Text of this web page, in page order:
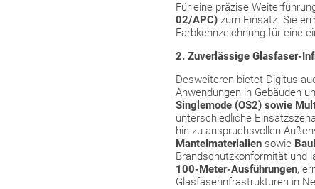
Für eine präzise
02/APC) zum Einsatz. Sie
Farbkennzeichnung für eine
2. Zuverlässige Glasfaser-
Desweiteren bietet Digitus
Anwendungen in Gebäuden
Singlemode (OS2) sowie
unterschiedliche
hin zu anspruchsvollen
Mantelmaterialien sowie
Brandschutzkonformität und
100-Meter-Ausführungen,
Glasfaserinfrastrukturen in